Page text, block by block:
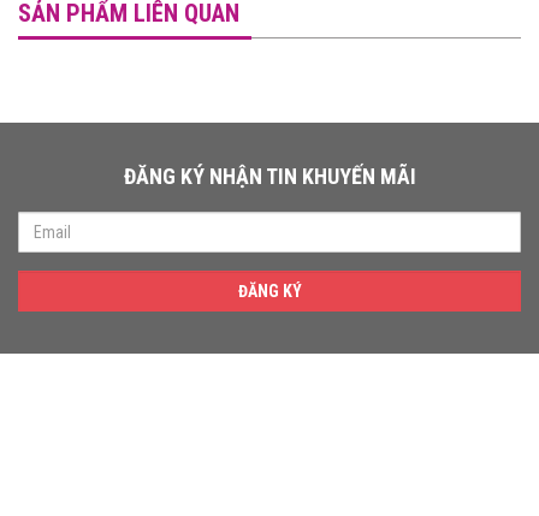
SẢN PHẨM LIÊN QUAN
ĐĂNG KÝ NHẬN TIN KHUYẾN MÃI
ĐĂNG KÝ